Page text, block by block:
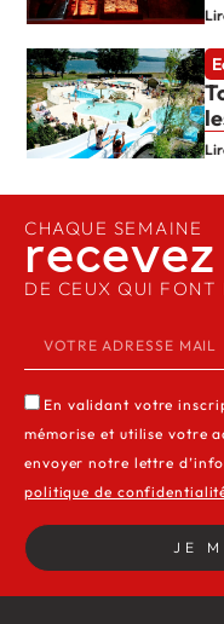
CHAQUE SEMAINE
DE CEUX QUI FONT
En validant votre
mémorise et utilise votre
envoyer notre lettre
politique de
JE